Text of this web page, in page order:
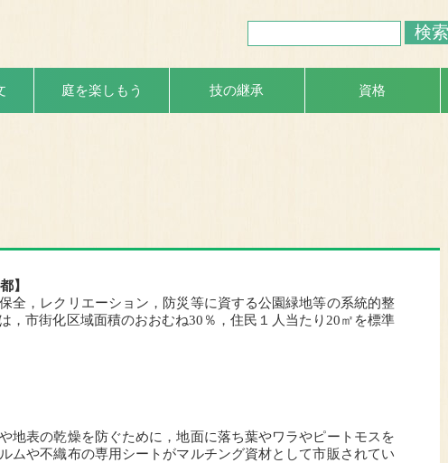
庭を楽しもう 技の継承 資格
】
全，レクリエーション，防災等に資する公園緑地等の系統的整
，市街化区域面積のおおむね30％，住民１人当たり20㎡を標準
表の乾燥を防ぐために，地面に落ち葉やワラやピートモスを
ムや不織布の専用シートがマルチング資材として市販されてい